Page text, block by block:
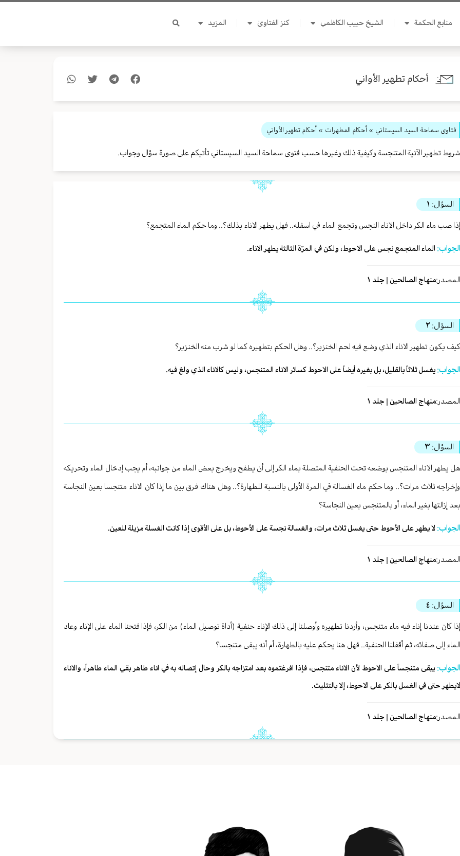
منابع الحكمة الشيخ حبيب الكاظمي كنز الفتاوىٰ المزيد
أحكام تطهير الأواني
فتاوى سماحة السيد السيستاني » أحكام المطهرات » أحكام تطهير الأواني
تطهير الآنية المتنجسة وكيفية ذلك وغيرها حسب فتوى سماحة السيد السيستاني تأتيكم على صورة سؤال وجواب.
السؤال: ١
صب ماء الكر داخل الاناء النجس وتجمع الماء في اسفله.. فهل يطهر الاناء بذلك؟.. وما حكم الماء المتجمع؟
الماء المتجمع نجس على الاحوط، ولكن في المرّة الثالثة يطهر الاناء.
منهاج الصالحين | جلد ١
السؤال: ٢
يكون تطهير الاناء الذي وضع فيه لحم الخنزير؟.. وهل الحكم بتطهيره كما لو شرب منه الخنزير؟
يغسل ثلاثاً بالقليل، بل بغيره أيضاً على الاحوط كسائر الاناء المتنجس، وليس كالاناء الذي ولغ فيه.
منهاج الصالحين | جلد ١
السؤال: ٣
يطهر الاناء المتنجس بوضعه تحت الحنفية المتصلة بماء الكر إلى أن يطفح ويخرج بعض الماء من جوانبه، أم يجب إدخال الماء وتحريكه
ثلاث مرات؟.. وما حكم ماء الغسالة في المرة الأولى بالنسبة للطهارة؟.. وهل هناك فرق بين ما إذا كان الاناء متنجسا بعين النجاسة
إزالتها بغير الماء، أو بالمتنجس بعين النجاسة؟
لا يطهر على الأحوط حتى يغسل ثلاث مرات، والغسالة نجسة على الأحوط، بل على الأقوى إذا كانت الغسلة مزيلة للعين.
منهاج الصالحين | جلد ١
السؤال: ٤
كان عندنا إناء فيه ماء متنجس، وأردنا تطهيره وأوصلنا إلى ذلك الإناء حنفية (أداة توصيل الماء) من الكر، فإذا فتحنا الماء على الإناء وعاد
إلى صفائه، ثم أقفلنا الحنفية.. فهل هنا يحكم عليه بالطهارة، أم أنه يبقى متنجسا؟
يبقى متنجساً على الاحوط لأن الاناء متنجس، فإذا افرغتموه بعد امتزاجه بالكر وحال إتصاله به في اناء طاهر بقي الماء طاهراً، والاناء
حتى في الغسل بالكر على الاحوط، إلا بالتثليث.
منهاج الصالحين | جلد ١